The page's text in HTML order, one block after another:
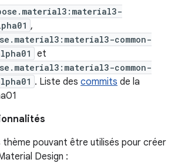
,
common-
et
common-
. Liste des commits de la
thème pouvant être utilisés pour créer
Design :